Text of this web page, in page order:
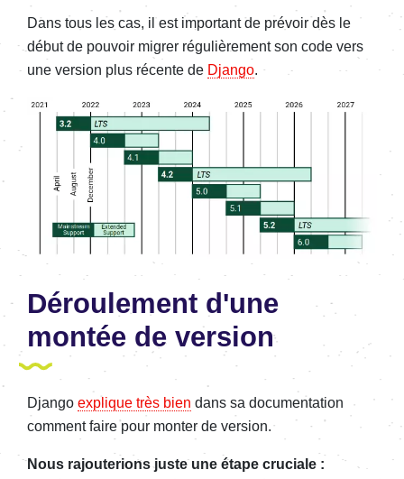
Dans tous les cas, il est important de prévoir dès le
début de pouvoir migrer régulièrement son code vers
une version plus récente de Django.
Déroulement d'une
montée de version
Django explique très bien dans sa documentation
comment faire pour monter de version.
Nous rajouterions juste une étape cruciale :